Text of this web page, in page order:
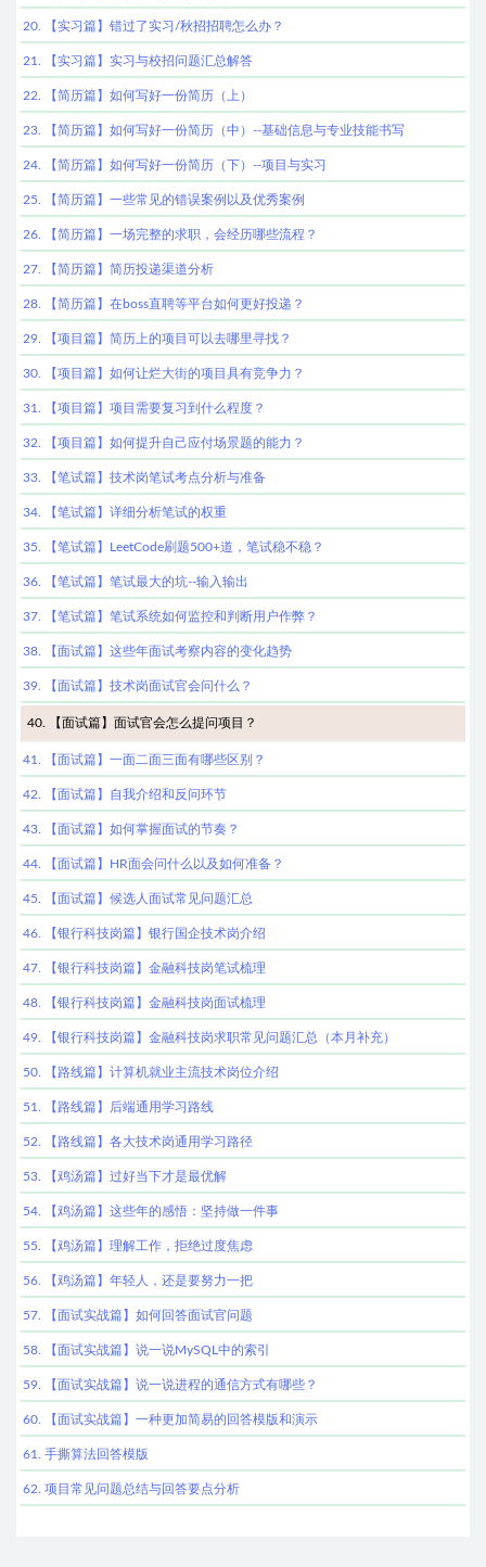
20. 【实习篇】错过了实习/秋招招聘怎么办？
21. 【实习篇】实习与校招问题汇总解答
22. 【简历篇】如何写好一份简历（上）
23. 【简历篇】如何写好一份简历（中）--基础信息与专业技能书写
24. 【简历篇】如何写好一份简历（下）--项目与实习
25. 【简历篇】一些常见的错误案例以及优秀案例
26. 【简历篇】一场完整的求职，会经历哪些流程？
27. 【简历篇】简历投递渠道分析
28. 【简历篇】在boss直聘等平台如何更好投递？
29. 【项目篇】简历上的项目可以去哪里寻找？
30. 【项目篇】如何让烂大街的项目具有竞争力？
31. 【项目篇】项目需要复习到什么程度？
32. 【项目篇】如何提升自己应付场景题的能力？
33. 【笔试篇】技术岗笔试考点分析与准备
34. 【笔试篇】详细分析笔试的权重
35. 【笔试篇】LeetCode刷题500+道，笔试稳不稳？
36. 【笔试篇】笔试最大的坑--输入输出
37. 【笔试篇】笔试系统如何监控和判断用户作弊？
38. 【面试篇】这些年面试考察内容的变化趋势
39. 【面试篇】技术岗面试官会问什么？
40. 【面试篇】面试官会怎么提问项目？
41. 【面试篇】一面二面三面有哪些区别？
42. 【面试篇】自我介绍和反问环节
43. 【面试篇】如何掌握面试的节奏？
44. 【面试篇】HR面会问什么以及如何准备？
45. 【面试篇】候选人面试常见问题汇总
46. 【银行科技岗篇】银行国企技术岗介绍
47. 【银行科技岗篇】金融科技岗笔试梳理
48. 【银行科技岗篇】金融科技岗面试梳理
49. 【银行科技岗篇】金融科技岗求职常见问题汇总（本月补充）
50. 【路线篇】计算机就业主流技术岗位介绍
51. 【路线篇】后端通用学习路线
52. 【路线篇】各大技术岗通用学习路径
53. 【鸡汤篇】过好当下才是最优解
54. 【鸡汤篇】这些年的感悟：坚持做一件事
55. 【鸡汤篇】理解工作，拒绝过度焦虑
56. 【鸡汤篇】年轻人，还是要努力一把
57. 【面试实战篇】如何回答面试官问题
58. 【面试实战篇】说一说MySQL中的索引
59. 【面试实战篇】说一说进程的通信方式有哪些？
60. 【面试实战篇】一种更加简易的回答模版和演示
61. 手撕算法回答模版
62. 项目常见问题总结与回答要点分析